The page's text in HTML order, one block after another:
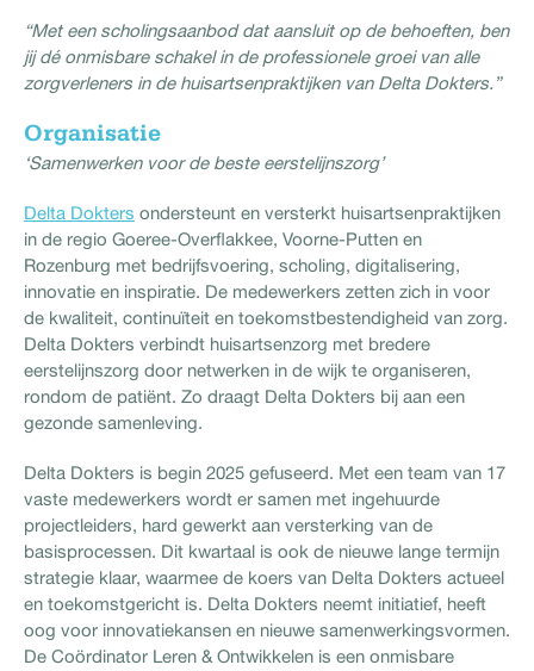
“Met een scholingsaanbod dat aansluit op de behoeften, ben
jij dé onmisbare schakel in de professionele groei van alle
zorgverleners in de huisartsenpraktijken van Delta Dokters.”
Organisatie
‘Samenwerken voor de beste eerstelijnszorg’
Delta Dokters ondersteunt en versterkt huisartsenpraktijken
in de regio Goeree-Overflakkee, Voorne-Putten en
Rozenburg met bedrijfsvoering, scholing, digitalisering,
innovatie en inspiratie. De medewerkers zetten zich in voor
de kwaliteit, continuïteit en toekomstbestendigheid van zorg.
Delta Dokters verbindt huisartsenzorg met bredere
eerstelijnszorg door netwerken in de wijk te organiseren,
rondom de patiënt. Zo draagt Delta Dokters bij aan een
gezonde samenleving.
Delta Dokters is begin 2025 gefuseerd. Met een team van 17
vaste medewerkers wordt er samen met ingehuurde
projectleiders, hard gewerkt aan versterking van de
basisprocessen. Dit kwartaal is ook de nieuwe lange termijn
strategie klaar, waarmee de koers van Delta Dokters actueel
en toekomstgericht is. Delta Dokters neemt initiatief, heeft
oog voor innovatiekansen en nieuwe samenwerkingsvormen.
De Coördinator Leren & Ontwikkelen is een onmisbare